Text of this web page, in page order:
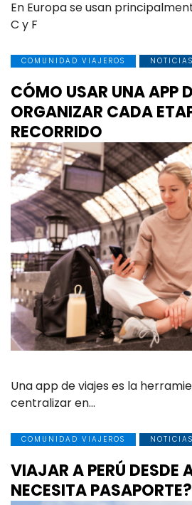
En Europa se usan
C y F
COMUNIDAD VIAJEROS
CÓMO USAR UNA APP
ORGANIZAR CADA
RECORRIDO
Una app de viajes es la
centralizar en…
COMUNIDAD VIAJEROS
VIAJAR A PERÚ DESDE
NECESITA PASAPORTE?